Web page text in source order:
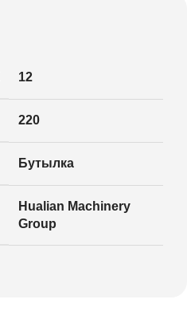
12
220
Бутылка
Hualian Machinery
Group